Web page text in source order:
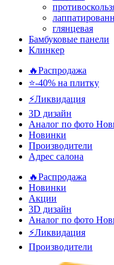
глянцевая
Бамбуковые панели
Клинкер
🔥Распродажа
⭐-40% на плитку
⚡️Ликвидация
3D дизайн
Аналог по фото
Новинки
Производители
Адрес салона
🔥Распродажа
Новинки
Акции
3D дизайн
Аналог по фото
⚡Ликвидация
Производители